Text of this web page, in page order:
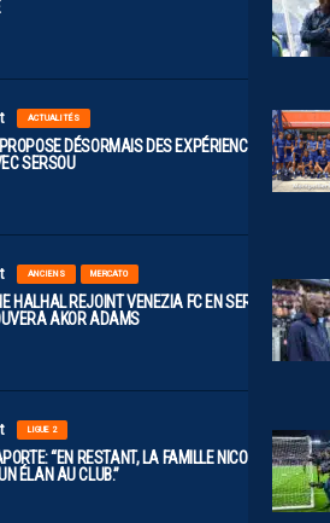
ACTUALITÉS
DÉSORMAIS DES EXPÉRIENCES
SERSOU
ANCIENS MERCATO
HALHAL REJOINT VENEZIA FC EN SERIE A
AKOR ADAMS
LIGUE 2
“EN RESTANT, LA FAMILLE NICOLLIN A
ÉLAN AU CLUB.”